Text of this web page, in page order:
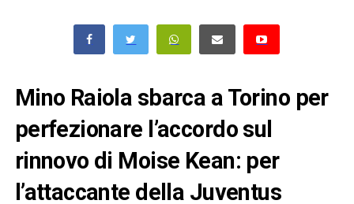
Mino Raiola sbarca a Torino per
perfezionare l’accordo sul
rinnovo di Moise Kean: per
l’attaccante della Juventus